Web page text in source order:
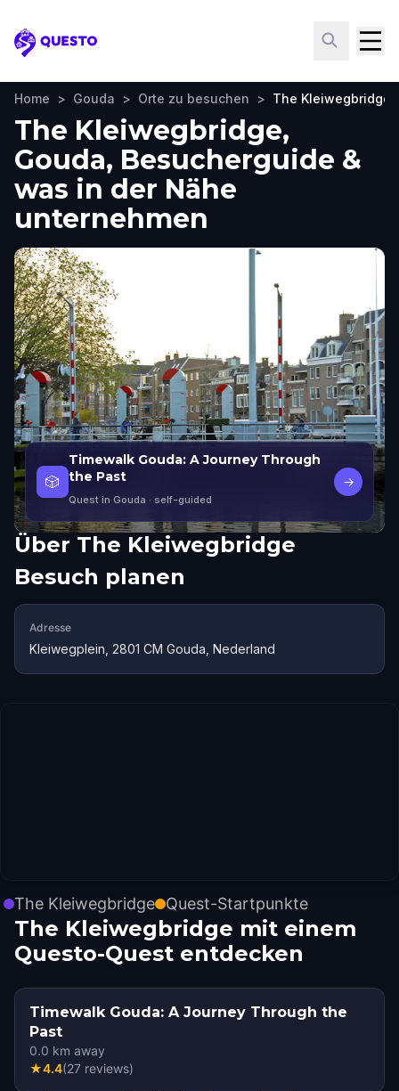
Questo
Home > Gouda > Orte zu besuchen > The Kleiwegbridge
The Kleiwegbridge,
Gouda, Besucherguide &
was in der Nähe
unternehmen
🎲
Timewalk Gouda: A Journey Through
the Past
Quest in Gouda · self-guided
→
Über The Kleiwegbridge
Besuch planen
Adresse
Kleiwegplein, 2801 CM Gouda, Nederland
The Kleiwegbridge Quest-Startpunkte
The Kleiwegbridge mit einem
Questo-Quest entdecken
Timewalk Gouda: A Journey Through the
Past
0.0 km away
★4.4(27 reviews)